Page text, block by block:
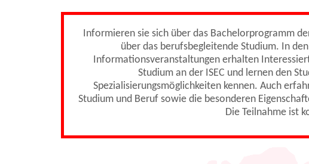
Informieren sie sich über das Bachelorprogramm
über das berufsbegleitende Studium. In
Informationsveranstaltungen erhalten
Studium an der ISEC und lernen den
Spezialisierungsmöglichkeiten kennen. Auch
Studium und Beruf sowie die besonderen
Die Teilnahme ist